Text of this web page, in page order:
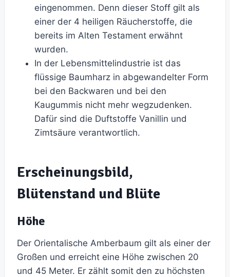
eingenommen. Denn dieser Stoff gilt als
einer der 4 heiligen Räucherstoffe, die
bereits im Alten Testament erwähnt
wurden.
In der Lebensmittelindustrie ist das
flüssige Baumharz in abgewandelter Form
bei den Backwaren und bei den
Kaugummis nicht mehr wegzudenken.
Dafür sind die Duftstoffe Vanillin und
Zimtsäure verantwortlich.
Erscheinungsbild,
Blütenstand und Blüte
Höhe
Der Orientalische Amberbaum gilt als einer der
Großen und erreicht eine Höhe zwischen 20
und 45 Meter. Er zählt somit den zu höchsten